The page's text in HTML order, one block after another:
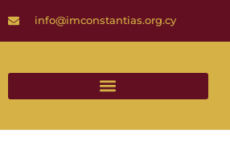
info@imconstantias.org.cy